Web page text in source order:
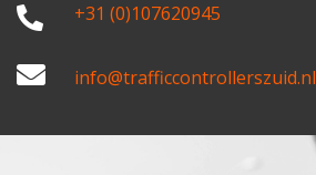
+31 (0)107620945
info@trafficcontrollerszuid.nl